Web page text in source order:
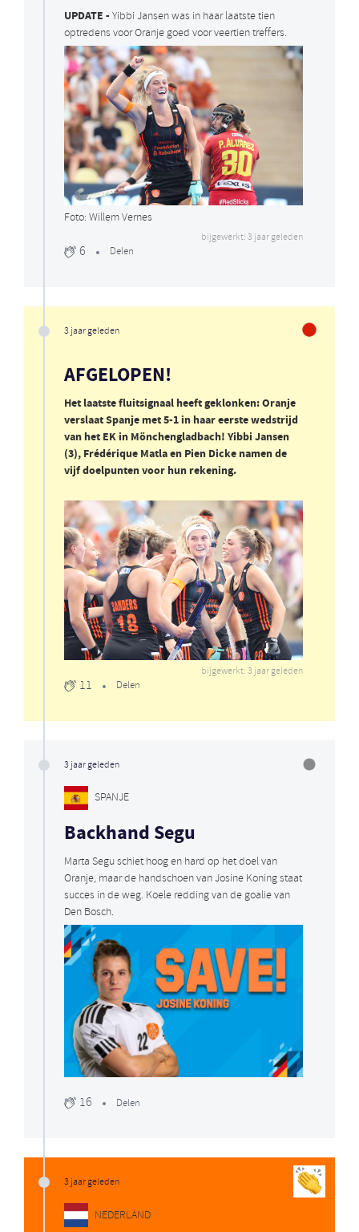
UPDATE - Yibbi Jansen was in haar laatste tien
optredens voor Oranje goed voor veertien treffers.
Foto: Willem Vernes
bijgewerkt: 3 jaar geleden
6 Delen
3 jaar geleden
AFGELOPEN!
Het laatste fluitsignaal heeft geklonken: Oranje
verslaat Spanje met 5-1 in haar eerste wedstrijd
van het EK in Mönchengladbach! Yibbi Jansen
(3), Frédérique Matla en Pien Dicke namen de
vijf doelpunten voor hun rekening.
bijgewerkt: 3 jaar geleden
11 Delen
3 jaar geleden
SPANJE
Backhand Segu
Marta Segu schiet hoog en hard op het doel van
Oranje, maar de handschoen van Josine Koning staat
succes in de weg. Koele redding van de goalie van
Den Bosch.
16 Delen
3 jaar geleden
NEDERLAND